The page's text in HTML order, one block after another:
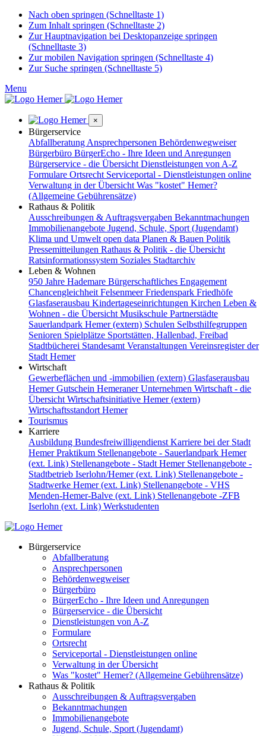
Nach oben springen (Schnelltaste 1)
Zum Inhalt springen (Schnelltaste 2)
Zur Hauptnavigation bei Desktopanzeige springen
(Schnelltaste 3)
Zur mobilen Navigation springen (Schnelltaste 4)
Zur Suche springen (Schnelltaste 5)
Menu
×
Bürgerservice
Abfallberatung Ansprechpersonen Behördenwegweiser
Bürgerbüro BürgerEcho - Ihre Ideen und Anregungen
Bürgerservice - die Übersicht Dienstleistungen von A-Z
Formulare Ortsrecht Serviceportal - Dienstleistungen online
Verwaltung in der Übersicht Was "kostet" Hemer?
(Allgemeine Gebührensätze)
Rathaus & Politik
Ausschreibungen & Auftragsvergaben Bekanntmachungen
Immobilienangebote Jugend, Schule, Sport (Jugendamt)
Klima und Umwelt open data Planen & Bauen Politik
Pressemitteilungen Rathaus & Politik - die Übersicht
Ratsinformationssystem Soziales Stadtarchiv
Leben & Wohnen
950 Jahre Hademare Bürgerschaftliches Engagement
Chancengleichheit FelsenmeerFriedenspark Friedhöfe
Glasfaserausbau Kindertageseinrichtungen Kirchen Leben &
Wohnen - die Übersicht Musikschule Partnerstädte
Sauerlandpark Hemer (extern) Schulen Selbsthilfegruppen
Senioren Spielplätze Sportstätten, Hallenbad, Freibad
Stadtbücherei Standesamt Veranstaltungen Vereinsregister der
Stadt Hemer
Wirtschaft
Gewerbeflächen und -immobilien (extern) Glasfaserausbau
Hemer Gutschein Hemeraner Unternehmen Wirtschaft - die
Übersicht Wirtschaftsinitiative Hemer (extern)
Wirtschaftsstandort Hemer
Tourismus
Karriere
Ausbildung Bundesfreiwilligendienst Karriere bei der Stadt
HemerPraktikum Stellenangebote - Sauerlandpark Hemer
(ext. Link) Stellenangebote - Stadt Hemer Stellenangebote -
Stadtbetrieb Iserlohn/Hemer (ext. Link) Stellenangebote -
Stadtwerke Hemer (ext. Link) Stellenangebote - VHS
Menden-Hemer-Balve (ext. Link) Stellenangebote -ZFB
Iserlohn (ext. Link) Werkstudenten
Bürgerservice
Abfallberatung
Ansprechpersonen
Behördenwegweiser
Bürgerbüro
BürgerEcho - Ihre Ideen und Anregungen
Bürgerservice - die Übersicht
Dienstleistungen von A-Z
Formulare
Ortsrecht
Serviceportal - Dienstleistungen online
Verwaltung in der Übersicht
Was "kostet" Hemer? (Allgemeine Gebührensätze)
Rathaus & Politik
Ausschreibungen & Auftragsvergaben
Bekanntmachungen
Immobilienangebote
Jugend, Schule, Sport (Jugendamt)